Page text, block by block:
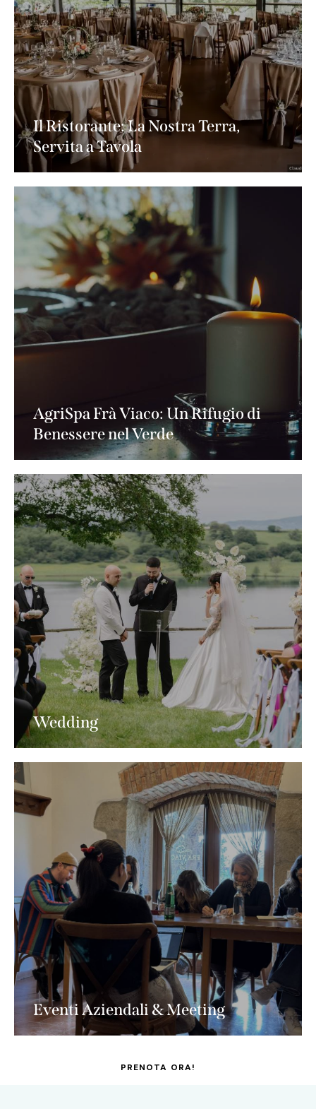
Il Ristorante: La Nostra Terra,
Servita a Tavola
AgriSpa Frà Viaco: Un Rifugio di
Benessere nel Verde
Wedding
Eventi Aziendali & Meeting
PRENOTA ORA!